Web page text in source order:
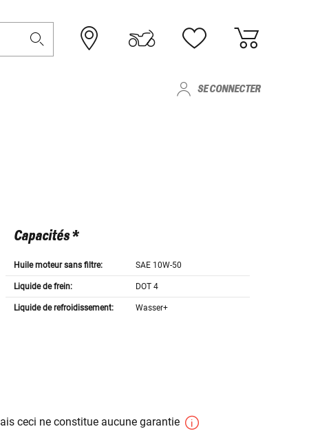
SE CONNECTER
Capacités *
Huile moteur sans filtre: SAE 10W-50
Liquide de frein: DOT 4
Liquide de refroidissement: Wasser+
ceci ne constitue aucune garantie